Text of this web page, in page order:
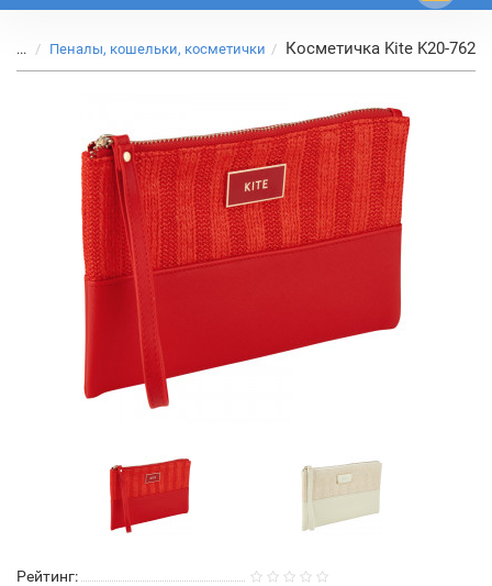
... Пеналы, кошельки, косметички Косметичка Kite K20-762
Рейтинг: